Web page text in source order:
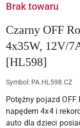
Brak towaru
Czarny OFF
4x35W, 12V/
[HL598]
Symbol: PA.HL598.CZ
Potężny pojazd OFF
napędem 4x4 i
auto dla dzieci